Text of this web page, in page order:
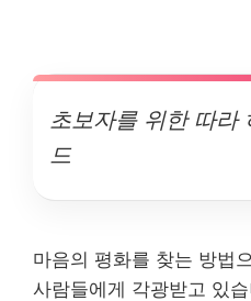
초보자를 위한 따라
드
마음의 평화를 찾는 방법
사람들에게 각광받고 있